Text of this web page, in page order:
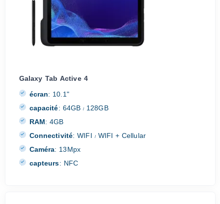
Galaxy Tab Active 4
écran: 10.1"
capacité: 64GB/ 128GB
RAM: 4GB
Connectivité: WIFI /WIFI + Cellular
Caméra: 13Mpx
capteurs: NFC